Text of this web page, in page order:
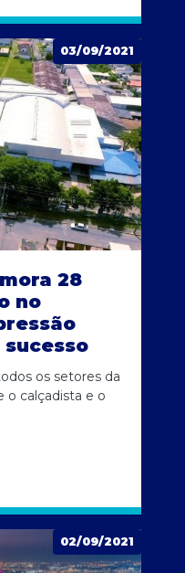
03/09/2021
28
no
os setores da
o calçadista e o
02/09/2021